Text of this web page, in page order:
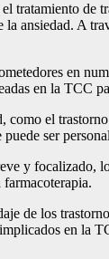
de
ansiedad. A
en
en la TCC
el
ser
y
de los
en la